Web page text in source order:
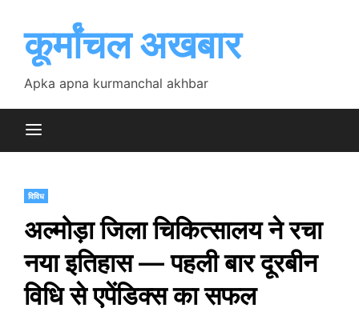
contentकूर्मांचल अखबार
Apka apna kurmanchal akhbar
विविध
अल्मोड़ा जिला चिकित्सालय ने रचा
नया इतिहास — पहली बार दूरबीन
विधि से एपेंडिक्स का सफल